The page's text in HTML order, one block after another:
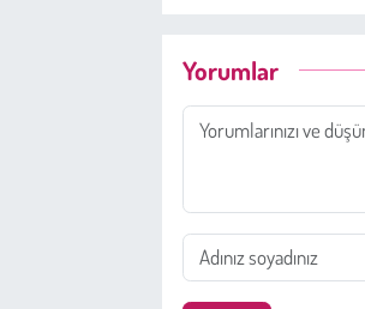
Yorumlar